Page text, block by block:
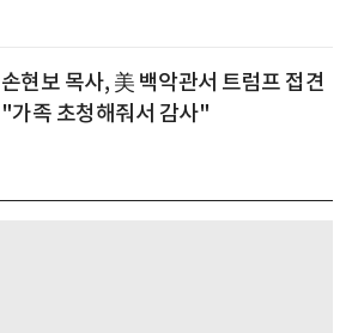
손현보 목사, 美 백악관서 트럼프 접견
"가족 초청해줘서 감사"